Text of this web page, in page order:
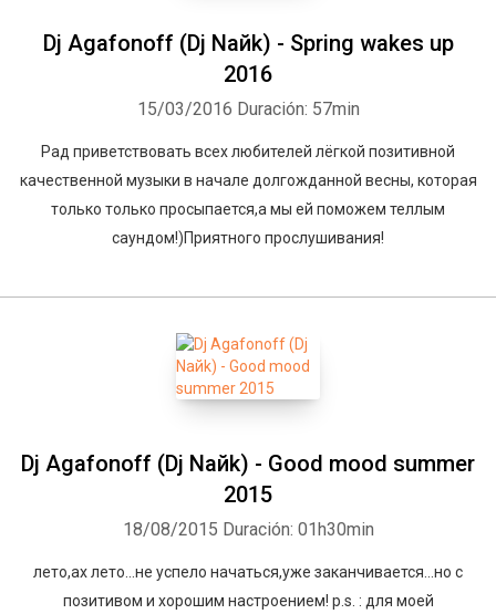
Dj Agafonoff (Dj Naйk) - Spring wakes up
2016
15/03/2016 Duración: 57min
Рад приветствовать всех любителей лёгкой позитивной
качественной музыки в начале долгожданной весны, которая
только только просыпается,а мы ей поможем теллым
саундом!)Приятного прослушивания!
Dj Agafonoff (Dj Naйk) - Good mood summer
2015
18/08/2015 Duración: 01h30min
лето,ах лето...не успело начаться,уже заканчивается...но с
позитивом и хорошим настроением! p.s. : для моeй